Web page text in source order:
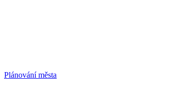
Plánování města